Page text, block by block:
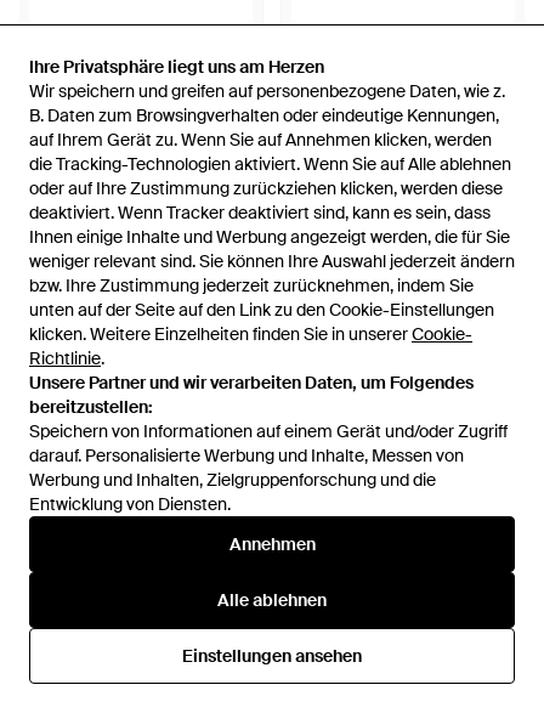
Ihre Privatsphäre liegt uns am Herzen
Wir speichern und greifen auf personenbezogene Daten, wie z.
B. Daten zum Browsingverhalten oder eindeutige Kennungen,
auf Ihrem Gerät zu. Wenn Sie auf Annehmen klicken, werden
die Tracking-Technologien aktiviert. Wenn Sie auf Alle ablehnen
oder auf Ihre Zustimmung zurückziehen klicken, werden diese
deaktiviert. Wenn Tracker deaktiviert sind, kann es sein, dass
Ihnen einige Inhalte und Werbung angezeigt werden, die für Sie
weniger relevant sind. Sie können Ihre Auswahl jederzeit ändern
bzw. Ihre Zustimmung jederzeit zurücknehmen, indem Sie
unten auf der Seite auf den Link zu den Cookie-Einstellungen
klicken. Weitere Einzelheiten finden Sie in unsererCookie-
Richtlinie.
Unsere Partner und wir verarbeiten Daten, um Folgendes
bereitzustellen:
Speichern von Informationen auf einem Gerät und/oder Zugriff
darauf. Personalisierte Werbung und Inhalte, Messen von
Werbung und Inhalten, Zielgruppenforschung und die
Entwicklung von Diensten.
Annehmen
Alle ablehnen
Einstellungen ansehen
Ihre Privatsphäre liegt uns am Herzen
Wir speichern und greifen auf personenbezogene Daten, wie z.
B. Daten zum Browsingverhalten oder eindeutige Kennungen,
auf Ihrem Gerät zu. Wenn Sie auf Annehmen klicken, werden
die Tracking-Technologien aktiviert. Wenn Sie auf Alle ablehnen
oder auf Ihre Zustimmung zurückziehen klicken, werden diese
deaktiviert. Wenn Tracker deaktiviert sind, kann es sein, dass
Ihnen einige Inhalte und Werbung angezeigt werden, die für Sie
weniger relevant sind. Sie können Ihre Auswahl jederzeit ändern
bzw. Ihre Zustimmung jederzeit zurücknehmen, indem Sie
unten auf der Seite auf den Link zu den Cookie-Einstellungen
klicken. Weitere Einzelheiten finden Sie in unsererCookie-
Richtlinie.
Unsere Partner und wir verarbeiten Daten, um Folgendes
bereitzustellen:
Speichern von Informationen auf einem Gerät und/oder Zugriff
darauf. Personalisierte Werbung und Inhalte, Messen von
Werbung und Inhalten, Zielgruppenforschung und die
Entwicklung von Diensten.
Annehmen
Alle ablehnen
Einstellungen ansehen
42,90 €25,74 €
Calvin Klein
Unterwäsche - Schwarz
VonTrenfit
44,90 €
Calvin Klein
Unterwäsche - Schwarz
VonTrenfit
SALE
44,90 €38,16 €
Unterwäsche - Weiß
SALE
49,90 €37,42 €
Calvin Klein
Von